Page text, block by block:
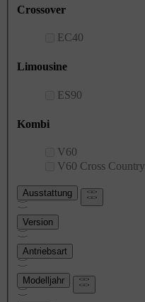
Crossover
EC40
Limousine
ES90
Kombi
V60
V60 Cross Country
Ausstattung
Version
Antriebsart
Modelljahr